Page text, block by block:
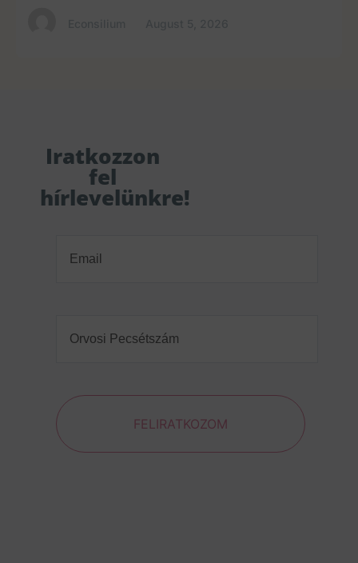
Iratkozzon
fel
hírlevelünkre!
Pecsétszám(Required)
FELIRATKOZOM